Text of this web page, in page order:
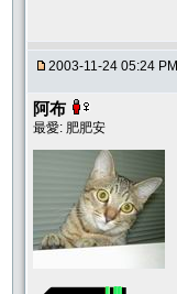
2003-11-24 05:24 PM
阿布
最愛: 肥肥安